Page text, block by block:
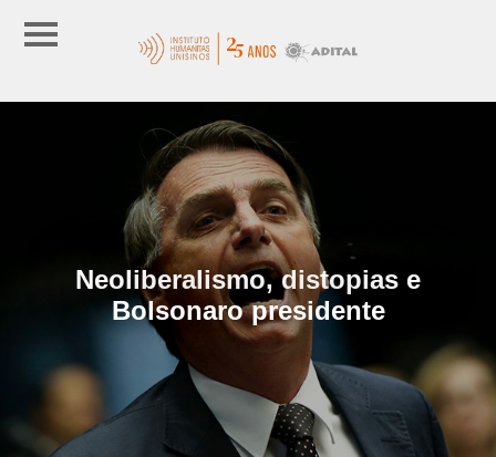
Neoliberalismo, distopias e
Bolsonaro presidente